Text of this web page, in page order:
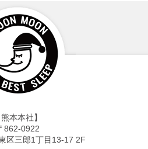
熊本本社】
862-0922
区三郎1丁目13-17 2F